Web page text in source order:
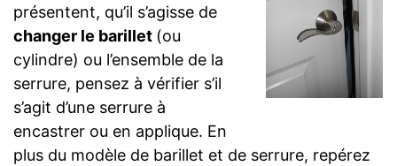
présentent, qu’il s’agisse de
changer le barillet (ou
cylindre) ou l’ensemble de la
serrure, pensez à vérifier s’il
s’agit d’une serrure à
encastrer ou en applique. En
plus du modèle de barillet et de serrure, repérez